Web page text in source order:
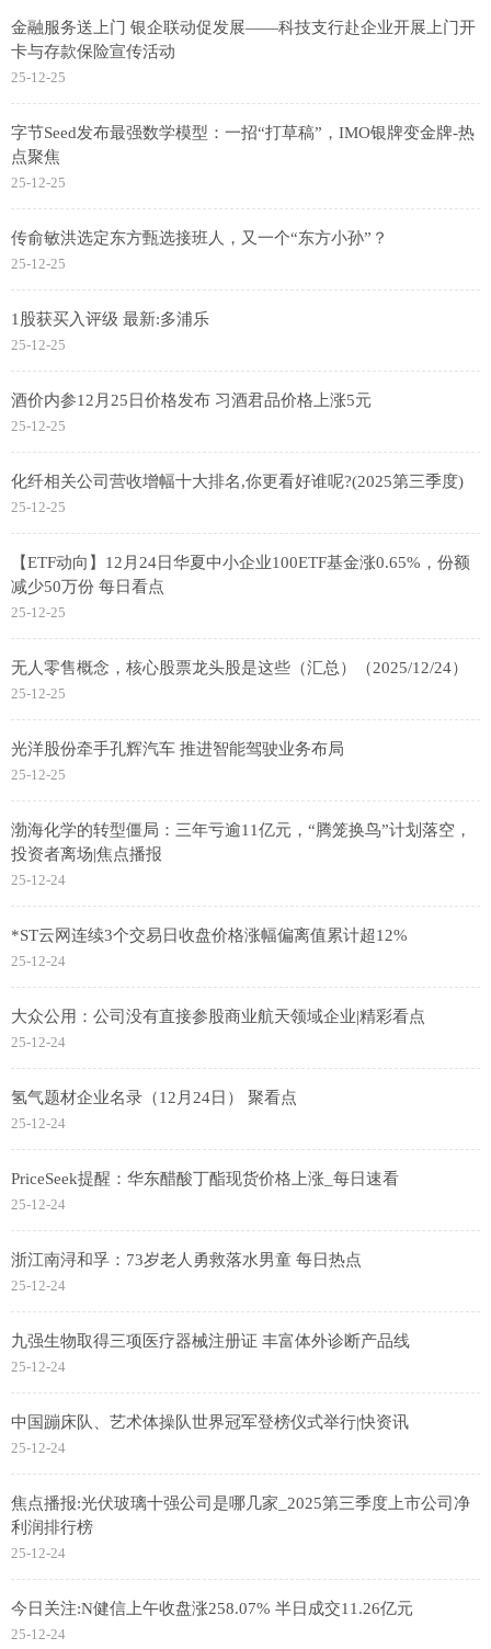
金融服务送上门 银企联动促发展——科技支行赴企业开展上门开
卡与存款保险宣传活动
25-12-25
字节Seed发布最强数学模型：一招“打草稿”，IMO银牌变金牌-热
点聚焦
25-12-25
传俞敏洪选定东方甄选接班人，又一个“东方小孙”？
25-12-25
1股获买入评级 最新:多浦乐
25-12-25
酒价内参12月25日价格发布 习酒君品价格上涨5元
25-12-25
化纤相关公司营收增幅十大排名,你更看好谁呢?(2025第三季度)
25-12-25
【ETF动向】12月24日华夏中小企业100ETF基金涨0.65%，份额
减少50万份 每日看点
25-12-25
无人零售概念，核心股票龙头股是这些（汇总）（2025/12/24）
25-12-25
光洋股份牵手孔辉汽车 推进智能驾驶业务布局
25-12-25
渤海化学的转型僵局：三年亏逾11亿元，“腾笼换鸟”计划落空，
投资者离场|焦点播报
25-12-24
*ST云网连续3个交易日收盘价格涨幅偏离值累计超12%
25-12-24
大众公用：公司没有直接参股商业航天领域企业|精彩看点
25-12-24
氢气题材企业名录（12月24日） 聚看点
25-12-24
PriceSeek提醒：华东醋酸丁酯现货价格上涨_每日速看
25-12-24
浙江南浔和孚：73岁老人勇救落水男童 每日热点
25-12-24
九强生物取得三项医疗器械注册证 丰富体外诊断产品线
25-12-24
中国蹦床队、艺术体操队世界冠军登榜仪式举行|快资讯
25-12-24
焦点播报:光伏玻璃十强公司是哪几家_2025第三季度上市公司净
利润排行榜
25-12-24
今日关注:N健信上午收盘涨258.07% 半日成交11.26亿元
25-12-24